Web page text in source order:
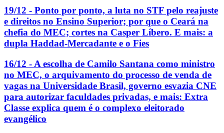
19/12 - Ponto por ponto, a luta no STF pelo reajuste
e direitos no Ensino Superior; por que o Ceará na
chefia do MEC; cortes na Casper Líbero. E mais: a
dupla Haddad-Mercadante e o Fies
16/12 - A escolha de Camilo Santana como ministro
no MEC, o arquivamento do processo de venda de
vagas na Universidade Brasil, governo esvazia CNE
para autorizar faculdades privadas, e mais: Extra
Classe explica quem é o complexo eleitorado
evangélico